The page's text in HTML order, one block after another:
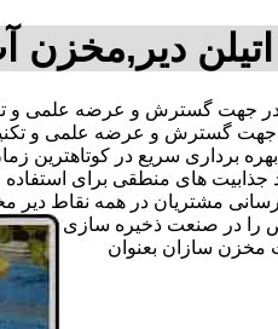
دیر,مخزن
جهت گسترش و عرضه علمی و
جهت گسترش و عرضه علمی و
بهره برداری سریع در
های منطقی برای استفاده
دیر مخازنی را معرفی
را در صنعت ذخیره سازی
مخزن سازان بعنوان